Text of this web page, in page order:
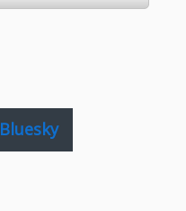
Bluesky